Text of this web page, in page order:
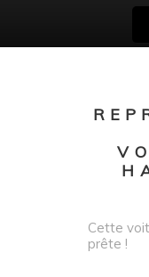
Cette
prête !